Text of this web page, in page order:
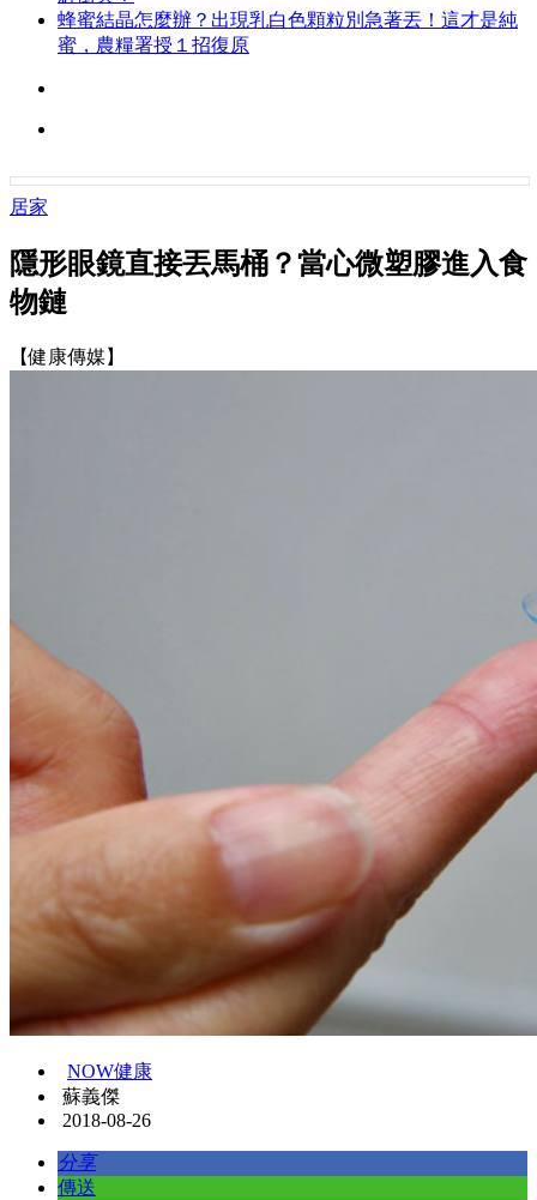
蜂蜜結晶怎麼辦？出現乳白色顆粒別急著丟！這才是純
蜜，農糧署授１招復原
居家
隱形眼鏡直接丟馬桶？當心微塑膠進入食
物鏈
【健康傳媒】
NOW健康
蘇義傑
2018-08-26
分享
傳送